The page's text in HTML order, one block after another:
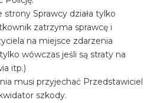
Sprawcy działa tylko
zatrzyma sprawcę i
na miejsce zdarzenia
wówczas jeśli są straty na
itp.)
musi przyjechać Przedstawiciel
szkody.